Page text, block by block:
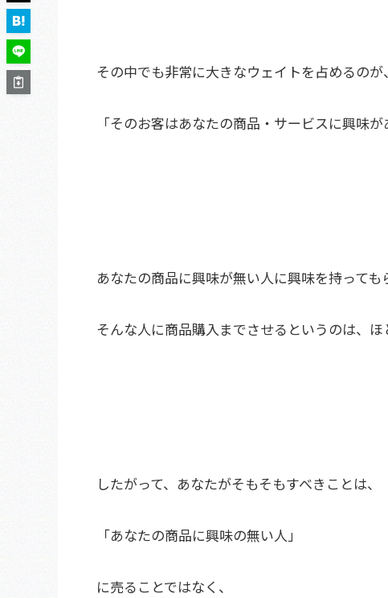
その中でも非常に大きなウェイトを占めるのが、
「そのお客はあなたの商品・サービスに興味が
あなたの商品に興味が無い人に興味を持っても
そんな人に商品購入までさせるというのは、ほ
したがって、あなたがそもそもすべきことは、
「あなたの商品に興味の無い人」
に売ることではなく、